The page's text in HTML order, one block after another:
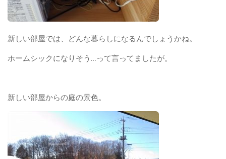
新しい部屋では、どんな暮らしになるんでしょうかね。
ホームシックになりそう…って言ってましたが。
新しい部屋からの庭の景色。